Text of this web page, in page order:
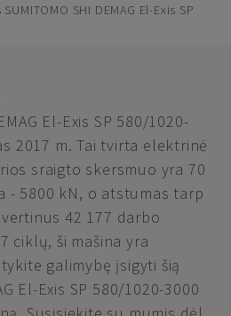
SHI DEMAG El-Exis SP
El-Exis SP 580/1020-
2017 m. Tai tvirta elektrinė
sraigto skersmuo yra 70
- 5800 kN, o atstumas tarp
42 177 darbo
ciklų, ši mašina yra
galimybę įsigyti šią
El-Exis SP 580/1020-3000